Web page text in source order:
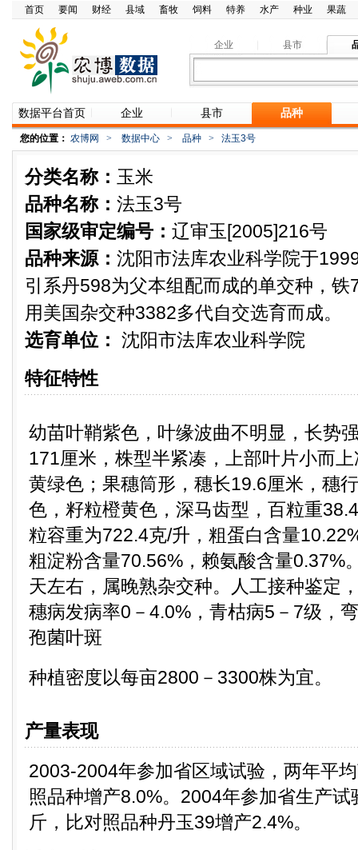
首页 要闻 财经 县域 畜牧 饲料 特养 水产 种业 果蔬
企业 县市
数据平台首页 企业 县市 品种
您的位置： 农博网 > 数据中心 > 品种 > 法玉3号
分类名称： 玉米
品种名称： 法玉3号
国家级审定编号： 辽审玉[2005]216号
品种来源： 沈阳市法库农业科学院于
引系丹598为父本组配而成的单交种，
用美国杂交种3382多代自交选育而成。
选育单位： 沈阳市法库农业科学院
特征特性
幼苗叶鞘紫色，叶缘波曲不明显，长势
171厘米，株型半紧凑，上部叶片小而
黄绿色；果穗筒形，穗长19.6厘米，穗
色，籽粒橙黄色，深马齿型，百粒重
粒容重为722.4克/升，粗蛋白含量
粗淀粉含量70.56%，赖氨酸含量0.37%
天左右，属晚熟杂交种。人工接种鉴定
穗病发病率0－4.0%，青枯病5－7级，
孢菌叶斑
种植密度以每亩2800－3300株为宜。
产量表现
2003-2004年参加省区域试验，两年平
照品种增产8.0%。2004年参加省生产
斤，比对照品种丹玉39增产2.4%。